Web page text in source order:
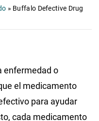
» Buffalo Defective Drug
enfermedad o
el medicamento
para ayudar
cada medicamento